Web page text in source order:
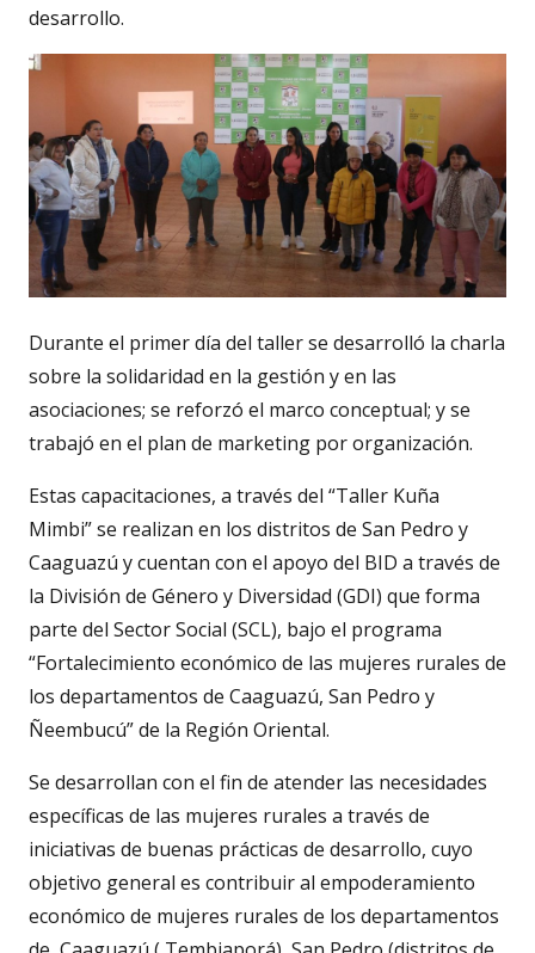
desarrollo.
Durante el primer día del taller se desarrolló la charla
sobre la solidaridad en la gestión y en las
asociaciones; se reforzó el marco conceptual; y se
trabajó en el plan de marketing por organización.
Estas capacitaciones, a través del “Taller Kuña
Mimbi” se realizan en los distritos de San Pedro y
Caaguazú y cuentan con el apoyo del BID a través de
la División de Género y Diversidad (GDI) que forma
parte del Sector Social (SCL), bajo el programa
“Fortalecimiento económico de las mujeres rurales de
los departamentos de Caaguazú, San Pedro y
Ñeembucú” de la Región Oriental.
Se desarrollan con el fin de atender las necesidades
específicas de las mujeres rurales a través de
iniciativas de buenas prácticas de desarrollo, cuyo
objetivo general es contribuir al empoderamiento
económico de mujeres rurales de los departamentos